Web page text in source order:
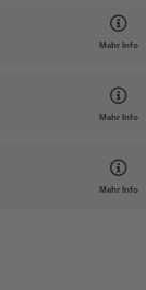
Mehr Info
Mehr Info
Mehr Info